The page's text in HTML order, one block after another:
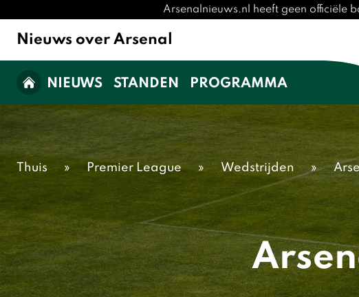
Arsenalnieuws.nl heeft geen officiële
Nieuws over Arsenal
NIEUWS STANDEN PROGRAMMA
Thuis » Premier League » Wedstrijden »